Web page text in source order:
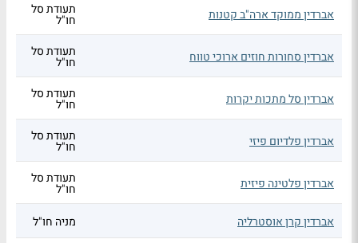
אברדין ממוקד ארה"ב קטנות תעודת סל
חו"ל
אברדין סחורות חוזים ארוכי טווח תעודת סל
חו"ל
אברדין סל מתכות יקרות תעודת סל
חו"ל
אברדין פלדיום פיזי תעודת סל
חו"ל
אברדין פלטינה פיזית תעודת סל
חו"ל
אברדין קרן אוסטרליה
מניה חו"ל